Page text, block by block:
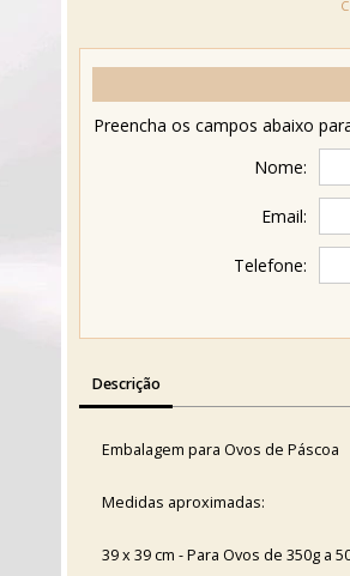
Preencha os campos abaixo
Nome:
Email:
Telefone:
Descrição
Embalagem para Ovos de Páscoa
Medidas aproximadas:
39 x 39 cm - Para Ovos de 350g a